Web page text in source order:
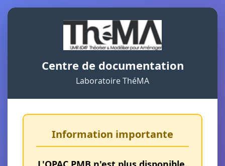
Centre de documentation
Laboratoire ThéMA
Information importante